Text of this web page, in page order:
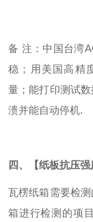
备 注：中国台湾
稳；用美国高精
量；能打印测试
溃并能自动停机.
四、【纸板抗压
瓦楞纸箱需要检
箱进行检测的项目